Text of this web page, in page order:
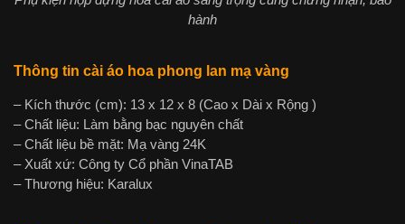
hành
Thông tin cài áo hoa phong lan mạ vàng
– Kích thước (cm): 13 x 12 x 8 (Cao x Dài x Rộng )
– Chất liệu: Làm bằng bạc nguyên chất
– Chất liệu bề mặt: Mạ vàng 24K
– Xuất xứ: Công ty Cổ phần VinaTAB
– Thương hiệu: Karalux